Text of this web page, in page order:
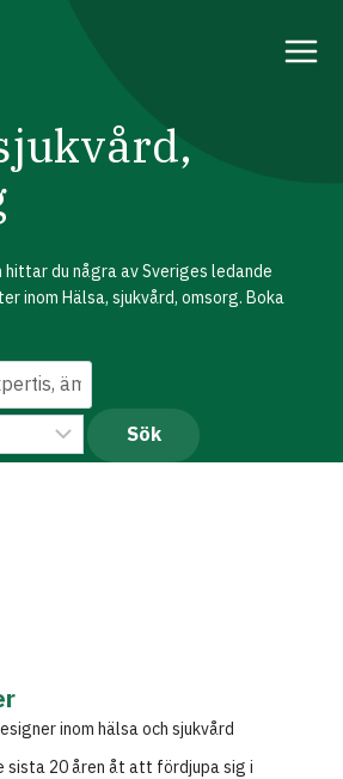
du några av Sveriges ledande
inom Hälsa, sjukvård, omsorg. Boka
inom hälsa och sjukvård
sista 20 åren åt att fördjupa sig i